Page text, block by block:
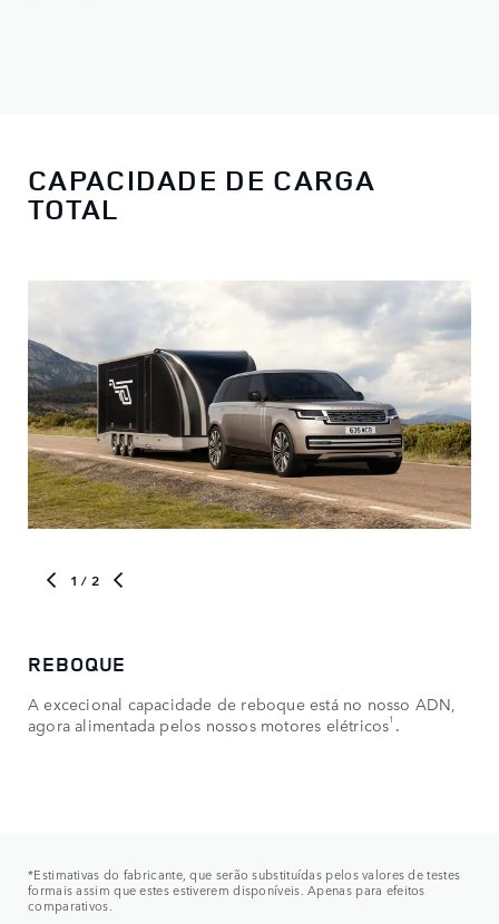
CAPACIDADE DE CARGA
TOTAL​
1 / 2
REBOQUE
A excecional capacidade de reboque está no nosso ADN,
agora alimentada pelos nossos motores elétricos1 .
*Estimativas do fabricante, que serão substituídas pelos valores de testes
formais assim que estes estiverem disponíveis. Apenas para efeitos
comparativos.​